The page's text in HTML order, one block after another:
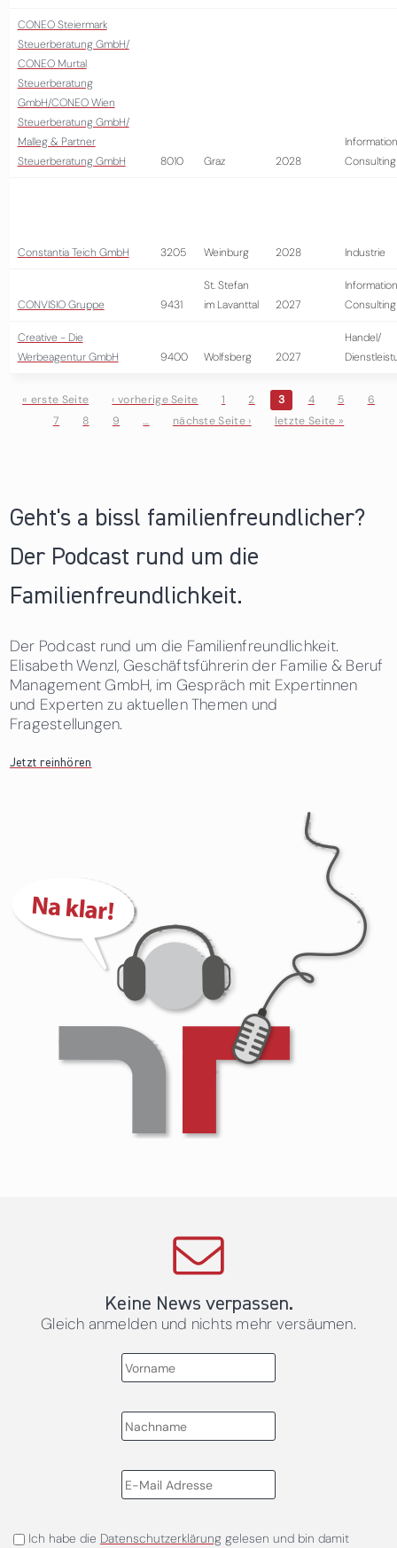
CONEO Steiermark
Steuerberatung GmbH/
CONEO Murtal
Steuerberatung
GmbH/CONEO Wien
Steuerberatung GmbH/
Malleg & Partner
Steuerberatung GmbH
8010 Graz 2028
Consulting
Constantia Teich GmbH 3205 Weinburg 2028 Industrie
CONVISIO Gruppe 9431
St. Stefan
im Lavanttal
2027
Consulting
Creative - Die
Werbeagentur GmbH
9400 Wolfsberg 2027
Handel/
Seiten
« erste Seite ‹ vorherige Seite 1 2 3 4 5
6
7
8 9 … nächste Seite › letzte Seite »
Geht's a bissl familienfreundlicher?
Der Podcast rund um die
Familienfreundlichkeit.
Der Podcast rund um die Familienfreundlichkeit.
Elisabeth Wenzl, Geschäftsführerin der Familie & Beruf
Management GmbH, im Gespräch mit Expertinnen
und Experten zu aktuellen Themen und
Fragestellungen.
Jetzt reinhören
Keine News verpassen.
Gleich anmelden und nichts mehr versäumen.
Ich habe die Datenschutzerklärunggelesen und bin damit